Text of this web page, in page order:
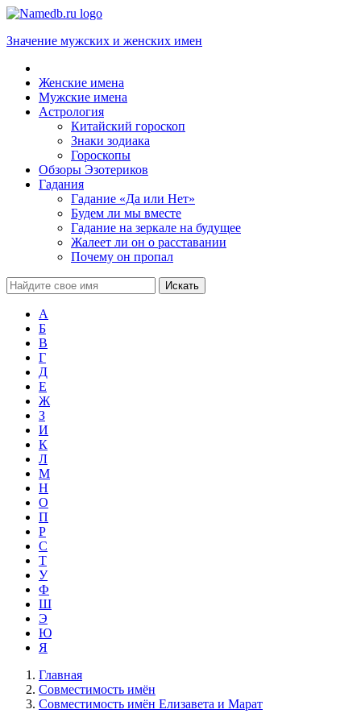
Значение мужских и женских имен
Женские имена
Мужские имена
Астрология
Китайский гороскоп
Знаки зодиака
Гороскопы
Обзоры Эзотериков
Гадания
Гадание «Да или Нет»
Будем ли мы вместе
Гадание на зеркале на будущее
Жалеет ли он о расставании
Почему он пропал
А
Б
В
Г
Д
Е
Ж
З
И
К
Л
М
Н
О
П
Р
С
Т
У
Ф
Ш
Э
Ю
Я
Главная
Совместимость имён
Совместимость имён Елизавета и Марат